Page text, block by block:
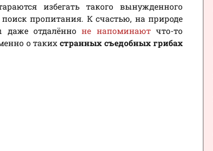
избегать такого вынужденного
пропитания. К счастью, на природе
даже отдалённоне напоминаютчто-то
о такихстранных съедобных грибах